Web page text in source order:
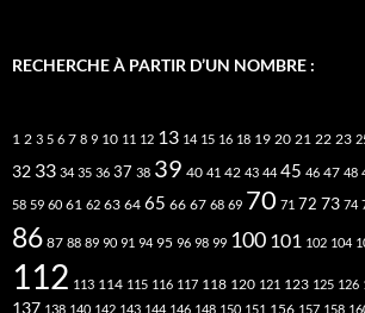
RECHERCHE À PARTIR D’UN NOMBRE :
1 2 3 5 6 7 8 9 10 11 12 13 14 15 16 18 19 20 21 22 23
32 33 34 35 36 37 38 39 40 41 42 43 44 45 46 47 48
58 59 60 61 62 63 64 65 66 67 68 69 70 71 72 73 74
86 87 88 89 90 91 94 95 96 98 99 100 101 102 104
112 113 114 115 116 117 118 120 121 123 125 126
137 138 140 142 143 144 146 148 150 151 156 157 158